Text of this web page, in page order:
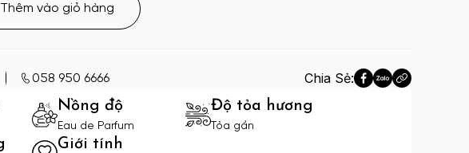
Thêm vào giỏ hàng
058 950 6666
Chia Sẻ:
Nồng độ
Eau de Parfum
Độ tỏa hương
Tỏa gần
Giới tính